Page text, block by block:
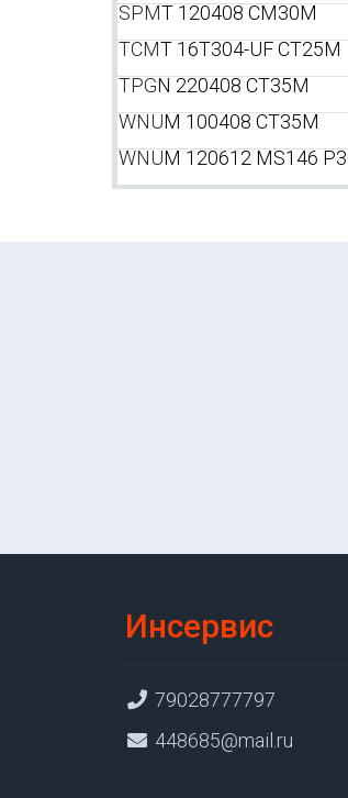
SPMT 120408 CM30M
TCMT 16T304-UF CT25M
TPGN 220408 CT35M
WNUM 100408 CT35M
WNUM 120612 MS146
Инсервис
79028777797
448685@mail.ru